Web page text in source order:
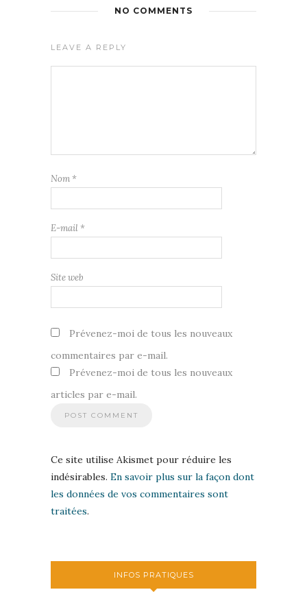
NO COMMENTS
LEAVE A REPLY
Nom *
E-mail *
Site web
Prévenez-moi de tous les nouveaux
commentaires par e-mail.
Prévenez-moi de tous les nouveaux
articles par e-mail.
Ce site utilise Akismet pour réduire les
indésirables. En savoir plus sur la façon dont
les données de vos commentaires sont
traitées.
INFOS PRATIQUES